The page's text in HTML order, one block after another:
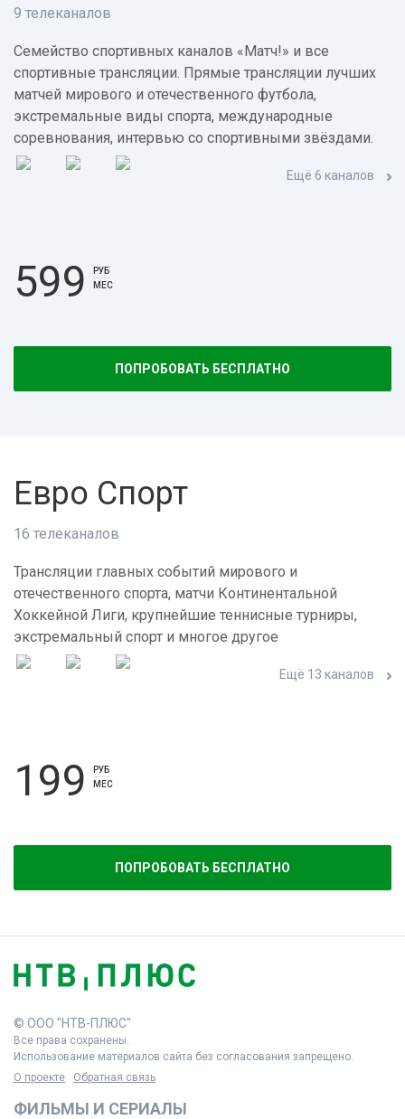
9 телеканалов
Семейство спортивных каналов «Матч!» и все
спортивные трансляции. Прямые трансляции лучших
матчей мирового и отечественного футбола,
экстремальные виды спорта, международные
соревнования, интервью со спортивными звёздами.
Ещё 6 каналов
599
РУБ
МЕС
ПОПРОБОВАТЬ БЕСПЛАТНО
Евро Спорт
16 телеканалов
Трансляции главных событий мирового и
отечественного спорта, матчи Континентальной
Хоккейной Лиги, крупнейшие теннисные турниры,
экстремальный спорт и многое другое
Ещё 13 каналов
199
РУБ
МЕС
ПОПРОБОВАТЬ БЕСПЛАТНО
© ООО "НТВ-ПЛЮС"
Все права сохранены.
Использование материалов сайта без согласования запрещено.
О проекте
Обратная связь
ФИЛЬМЫ И СЕРИАЛЫ